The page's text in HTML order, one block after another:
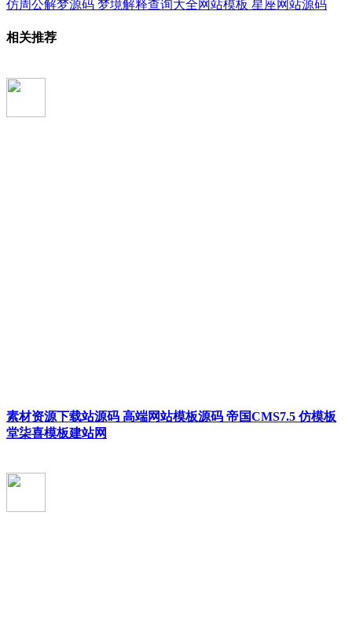
仿周公解梦源码 梦境解释查询大全网站模板 星座网站源码
相关推荐
素材资源下载站源码 高端网站模板源码 帝国CMS7.5 仿模板
堂柒喜模板建站网